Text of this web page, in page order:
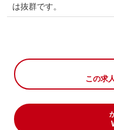
は抜群です。
この求